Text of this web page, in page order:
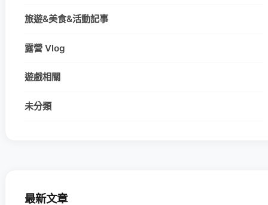
旅遊&美食&活動記事
露營 Vlog
遊戲相關
未分類
最新文章